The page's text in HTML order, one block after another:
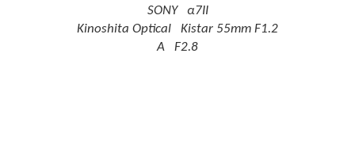
SONY α7II
Kinoshita Optical Kistar 55mm F1.2
A F2.8